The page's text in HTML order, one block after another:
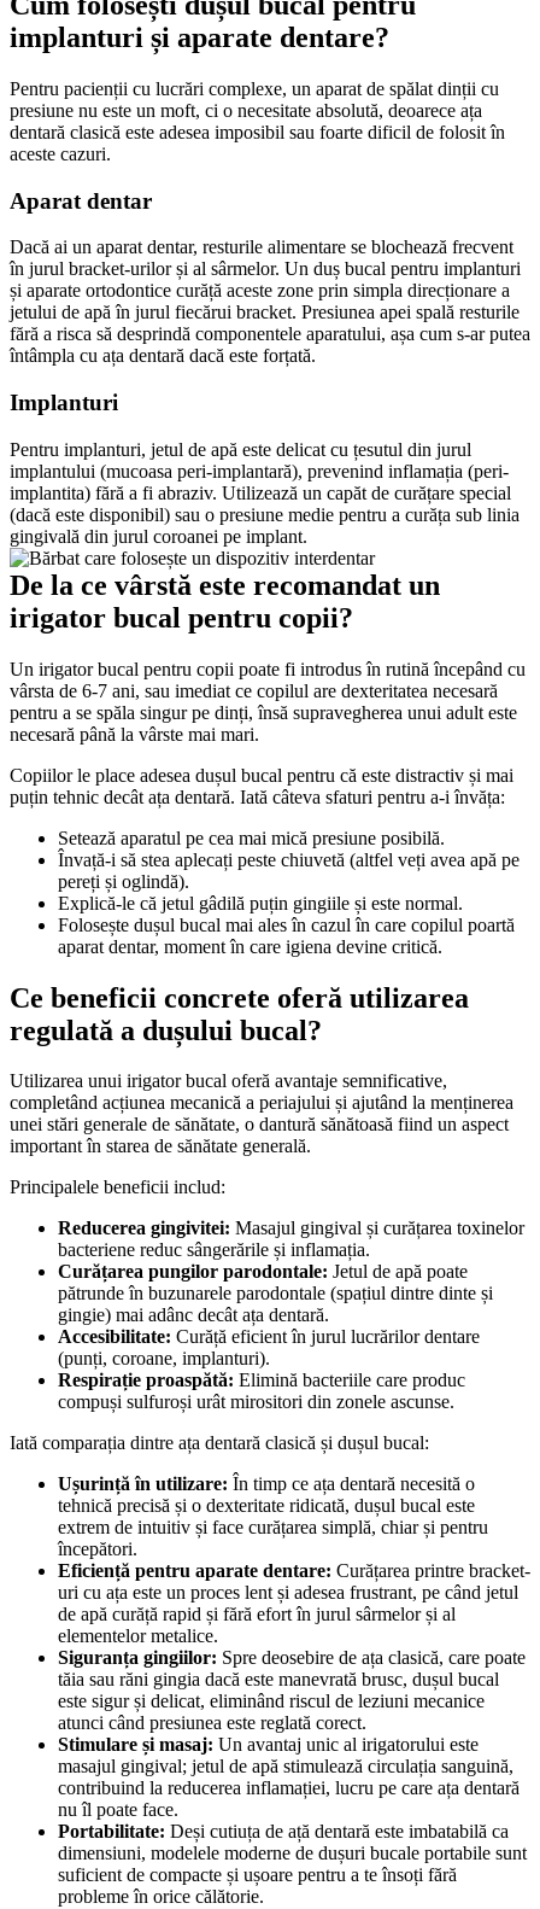
implanturi și aparate dentare?
Pentru pacienții cu lucrări complexe, un aparat de spălat dinții cu
presiune nu este un moft, ci o necesitate absolută, deoarece ața
dentară clasică este adesea imposibil sau foarte dificil de folosit în
aceste cazuri.
Aparat dentar
Dacă ai un aparat dentar, resturile alimentare se blochează frecvent
în jurul bracket-urilor și al sârmelor. Un duș bucal pentru implanturi
și aparate ortodontice curăță aceste zone prin simpla direcționare a
jetului de apă în jurul fiecărui bracket. Presiunea apei spală resturile
fără a risca să desprindă componentele aparatului, așa cum s-ar putea
întâmpla cu ața dentară dacă este forțată.
Implanturi
Pentru implanturi, jetul de apă este delicat cu țesutul din jurul
implantului (mucoasa peri-implantară), prevenind inflamația (peri-
implantita) fără a fi abraziv. Utilizează un capăt de curățare special
(dacă este disponibil) sau o presiune medie pentru a curăța sub linia
gingivală din jurul coroanei pe implant.
De la ce vârstă este recomandat un
irigator bucal pentru copii?
Un irigator bucal pentru copii poate fi introdus în rutină începând cu
vârsta de 6-7 ani, sau imediat ce copilul are dexteritatea necesară
pentru a se spăla singur pe dinți, însă supravegherea unui adult este
necesară până la vârste mai mari.
Copiilor le place adesea dușul bucal pentru că este distractiv și mai
puțin tehnic decât ața dentară. Iată câteva sfaturi pentru a-i învăța:
Setează aparatul pe cea mai mică presiune posibilă.
Învață-i să stea aplecați peste chiuvetă (altfel veți avea apă pe
pereți și oglindă).
Explică-le că jetul gâdilă puțin gingiile și este normal.
Folosește dușul bucal mai ales în cazul în care copilul poartă
aparat dentar, moment în care igiena devine critică.
Ce beneficii concrete oferă utilizarea
regulată a dușului bucal?
Utilizarea unui irigator bucal oferă avantaje semnificative,
completând acțiunea mecanică a periajului și ajutând la menținerea
unei stări generale de sănătate, o dantură sănătoasă fiind un aspect
important în starea de sănătate generală.
Principalele beneficii includ:
Reducerea gingivitei: Masajul gingival și curățarea toxinelor
bacteriene reduc sângerările și inflamația.
Curățarea pungilor parodontale: Jetul de apă poate
pătrunde în buzunarele parodontale (spațiul dintre dinte și
gingie) mai adânc decât ața dentară.
Accesibilitate: Curăță eficient în jurul lucrărilor dentare
(punți, coroane, implanturi).
Respirație proaspătă: Elimină bacteriile care produc
compuși sulfuroși urât mirositori din zonele ascunse.
Iată comparația dintre ața dentară clasică și dușul bucal:
Ușurință în utilizare: În timp ce ața dentară necesită o
tehnică precisă și o dexteritate ridicată, dușul bucal este
extrem de intuitiv și face curățarea simplă, chiar și pentru
începători.
Eficiență pentru aparate dentare: Curățarea printre bracket-
uri cu ața este un proces lent și adesea frustrant, pe când jetul
de apă curăță rapid și fără efort în jurul sârmelor și al
elementelor metalice.
Siguranța gingiilor: Spre deosebire de ața clasică, care poate
tăia sau răni gingia dacă este manevrată brusc, dușul bucal
este sigur și delicat, eliminând riscul de leziuni mecanice
atunci când presiunea este reglată corect.
Stimulare și masaj: Un avantaj unic al irigatorului este
masajul gingival; jetul de apă stimulează circulația sanguină,
contribuind la reducerea inflamației, lucru pe care ața dentară
nu îl poate face.
Portabilitate: Deși cutiuța de ață dentară este imbatabilă ca
dimensiuni, modelele moderne de dușuri bucale portabile sunt
suficient de compacte și ușoare pentru a te însoți fără
probleme în orice călătorie.